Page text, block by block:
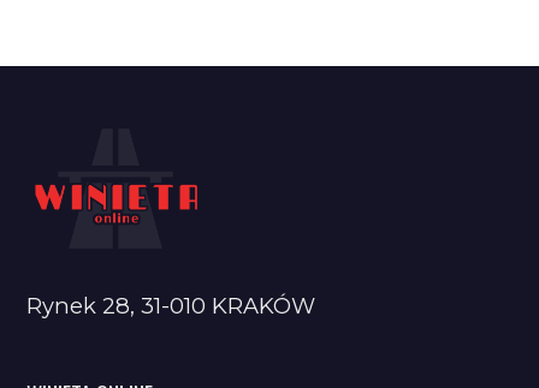
Rynek 28, 31-010 KRAKÓW